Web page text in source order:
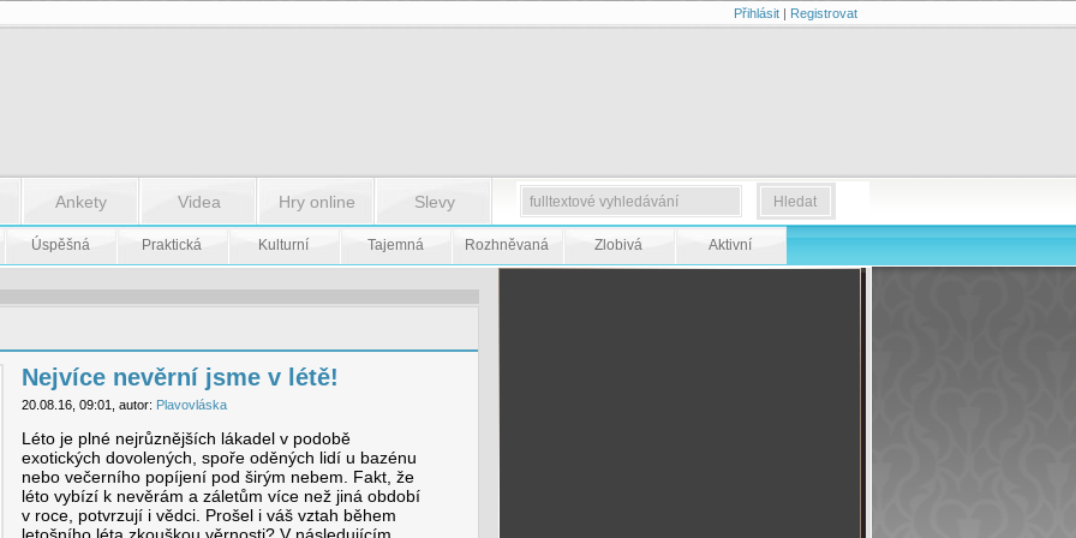
Přihlásit| Registrovat
Ankety Videa Hry online Slevy
Úspěšná Praktická Kulturní Tajemná Rozhněvaná Zlobivá Aktivní
Nejvíce nevěrní jsme v létě!
20.08.16, 09:01, autor: Plavovláska
Léto je plné nejrůznějších lákadel v podobě
exotických dovolených, spoře oděných lidí u bazénu
nebo večerního popíjení pod širým nebem. Fakt, že
léto vybízí k nevěrám a záletům více než jiná období
v roce, potvrzují i vědci. Prošel i váš vztah během